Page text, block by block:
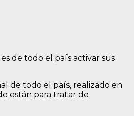
de todo el país activar sus
de todo el país, realizado en
están para tratar de